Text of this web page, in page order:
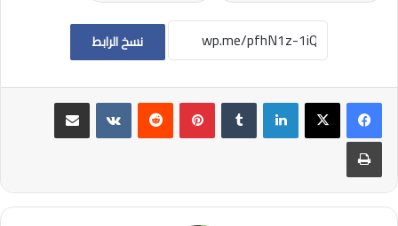
نسخ الرابط
لينكدإن بينتيريست
مشاركة عبر البريد
طباعة